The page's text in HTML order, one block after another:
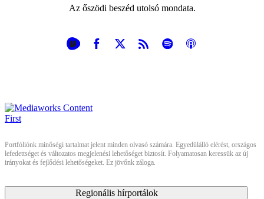
Az őszödi beszéd utolsó mondata.
Portfóliónk minőségi tartalmat jelent minden olvasó számára. Egyedülálló elérést, országos
lefedettséget és változatos megjelenési lehetőséget biztosít. Folyamatosan keressük az új
irányokat és fejlődési lehetőségeket. Ez jövőnk záloga.
Regionális hírportálok